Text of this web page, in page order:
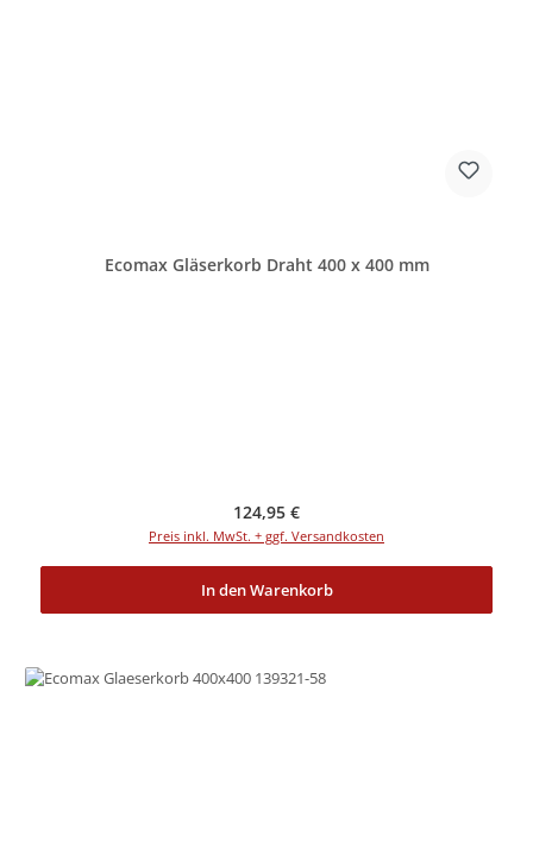
Ecomax Gläserkorb Draht 400 x 400 mm
Regulärer Preis:
124,95 €
Preis inkl. MwSt. + ggf. Versandkosten
In den Warenkorb